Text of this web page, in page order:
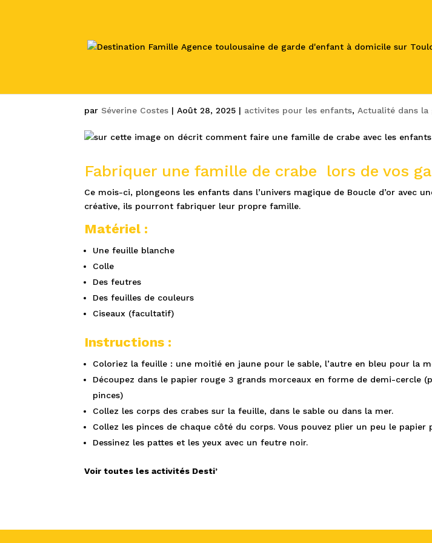
par Séverine Costes | Août 28, 2025 | activites pour les enfants, Actualité dans
Fabriquer une famille de crabe lors de vos
Ce mois-ci, plongeons les enfants dans l’univers magique de Boucle d’or avec
créative, ils pourront fabriquer leur propre famille.
Matériel :
Une feuille blanche
Colle
Des feutres
Des feuilles de couleurs
Ciseaux (facultatif)
Instructions :
Coloriez la feuille : une moitié en jaune pour le sable, l’autre en bleu pour la
Découpez dans le papier rouge 3 grands morceaux en forme de demi-cercle
pinces)
Collez les corps des crabes sur la feuille, dans le sable ou dans la mer.
Collez les pinces de chaque côté du corps. Vous pouvez plier un peu le papier
Dessinez les pattes et les yeux avec un feutre noir.
Voir toutes les activités Desti’